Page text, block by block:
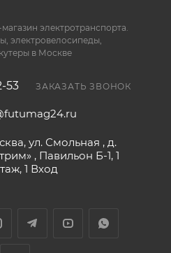
электротранспорта.
электровелосипеды,
в Москве
53 ЗАКАЗАТЬ ЗВОНОК
ул. Смольная , д.
, Павильон Б-1, 1
1 Вход